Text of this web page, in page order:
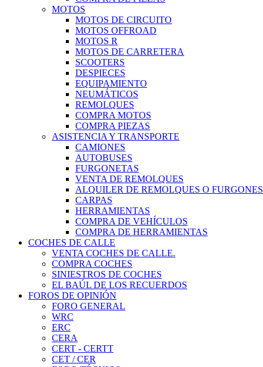
MOTOS
MOTOS DE CIRCUITO
MOTOS OFFROAD
MOTOS R
MOTOS DE CARRETERA
SCOOTERS
DESPIECES
EQUIPAMIENTO
NEUMÁTICOS
REMOLQUES
COMPRA MOTOS
COMPRA PIEZAS
ASISTENCIA Y TRANSPORTE
CAMIONES
AUTOBUSES
FURGONETAS
VENTA DE REMOLQUES
ALQUILER DE REMOLQUES O FURGONES
CARPAS
HERRAMIENTAS
COMPRA DE VEHÍCULOS
COMPRA DE HERRAMIENTAS
COCHES DE CALLE
VENTA COCHES DE CALLE.
COMPRA COCHES
SINIESTROS DE COCHES
EL BAÚL DE LOS RECUERDOS
FOROS DE OPINIÓN
FORO GENERAL
WRC
ERC
CERA
CERT - CERTT
CET / CER